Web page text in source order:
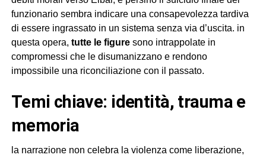
funzionario sembra indicare una consapevolezza tardiva
di essere ingrassato in un sistema senza via d’uscita. in
questa opera, tutte le figuresono intrappolate in
compromessi che le disumanizzano e rendono
impossibile una riconciliazione con il passato.
temi chiave: identità, trauma e
memoria
la narrazione non celebra la violenza come liberazione,